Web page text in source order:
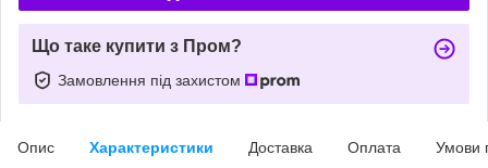
Що таке купити з Пром?
Замовлення під захистом
Опис Характеристики Доставка Оплата Умови